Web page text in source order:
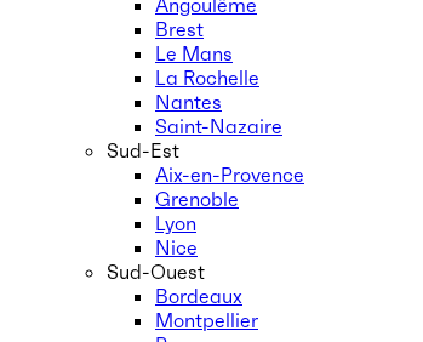
Angoulême
Brest
Le Mans
La Rochelle
Nantes
Saint-Nazaire
Sud-Est
Aix-en-Provence
Grenoble
Lyon
Nice
Sud-Ouest
Bordeaux
Montpellier